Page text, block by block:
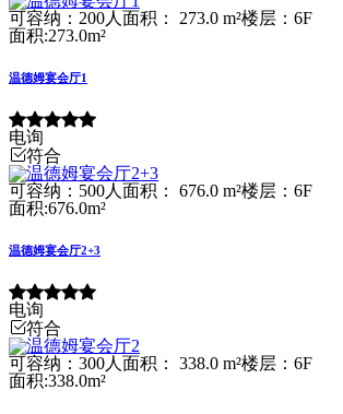
可容纳：200人 面积： 273.0 m²楼层：6F
面积:273.0m²
温德姆宴会厅1
电询
符合
可容纳：500人 面积： 676.0 m²楼层：6F
面积:676.0m²
温德姆宴会厅2+3
电询
符合
可容纳：300人 面积： 338.0 m²楼层：6F
面积:338.0m²